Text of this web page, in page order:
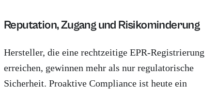
Reputation, Zugang und Risikominderung
Hersteller, die eine rechtzeitige EPR-Registrierung
erreichen, gewinnen mehr als nur regulatorische
Sicherheit. Proaktive Compliance ist heute ein